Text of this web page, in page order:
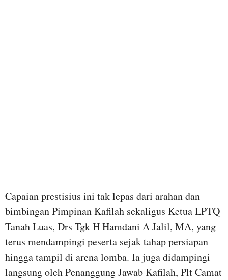
Capaian prestisius ini tak lepas dari arahan dan
bimbingan Pimpinan Kafilah sekaligus Ketua LPTQ
Tanah Luas, Drs Tgk H Hamdani A Jalil, MA, yang
terus mendampingi peserta sejak tahap persiapan
hingga tampil di arena lomba. Ia juga didampingi
langsung oleh Penanggung Jawab Kafilah, Plt Camat